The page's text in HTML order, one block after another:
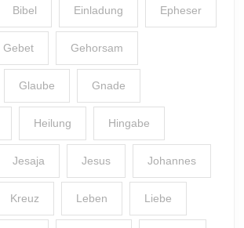
Bibel Einladung Epheser
Gebet Gehorsam
Glaube Gnade
Heilung Hingabe
Jesaja Jesus Johannes
Kreuz Leben Liebe